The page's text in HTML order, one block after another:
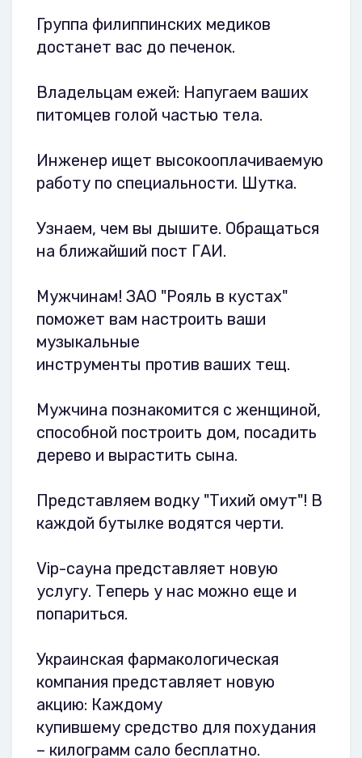
Группа филиппинских медиков
достанет вас до печенок.
Владельцам ежей: Напугаем ваших
питомцев голой частью тела.
Инженер ищет высокооплачиваемую
работу по специальности. Шутка.
Узнаем, чем вы дышите. Обращаться
на ближайший пост ГАИ.
Мужчинам! ЗАО "Рояль в кустах"
поможет вам настроить ваши
музыкальные
инструменты против ваших тещ.
Мужчина познакомится с женщиной,
способной построить дом, посадить
дерево и вырастить сына.
Представляем водку "Тихий омут"! В
каждой бутылке водятся черти.
Vip-сауна представляет новую
услугу. Теперь у нас можно еще и
попариться.
Украинская фармакологическая
компания представляет новую
акцию: Каждому
купившему средство для похудания
– килограмм сало бесплатно.